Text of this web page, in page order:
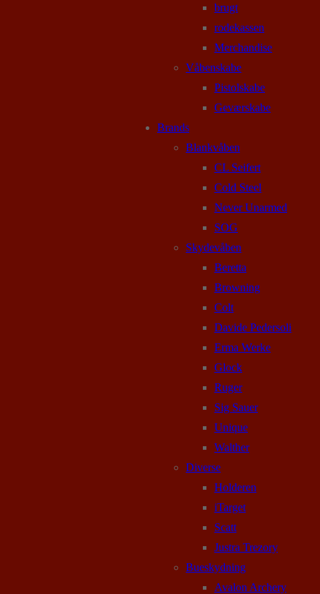
brugt
rodekassen
Merchandise
Våbenskabe
Pistolskabe
Geværskabe
Brands
Blankvåben
CL Seifert
Cold Steel
Never Unarmed
SOG
Skydevåben
Beretta
Browning
Colt
Davide Pedersoli
Erma Werke
Glock
Ruger
Sig Sauer
Unique
Walther
Diverse
Holderen
iTarget
Scatt
Justra Trezory
Bueskydning
Avalon Archery